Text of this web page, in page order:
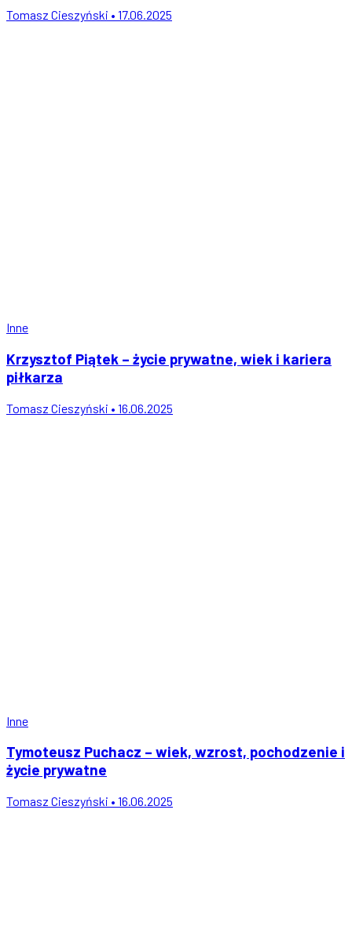
Tomasz Cieszyński • 17.06.2025
Inne
Krzysztof Piątek – życie prywatne, wiek i kariera
piłkarza
Tomasz Cieszyński • 16.06.2025
Inne
Tymoteusz Puchacz – wiek, wzrost, pochodzenie i
życie prywatne
Tomasz Cieszyński • 16.06.2025